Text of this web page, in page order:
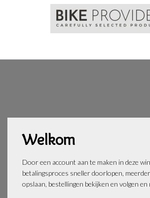
Welkom
Door een account aan te maken in deze
betalingsproces sneller doorlopen,
opslaan, bestellingen bekijken en volgen en